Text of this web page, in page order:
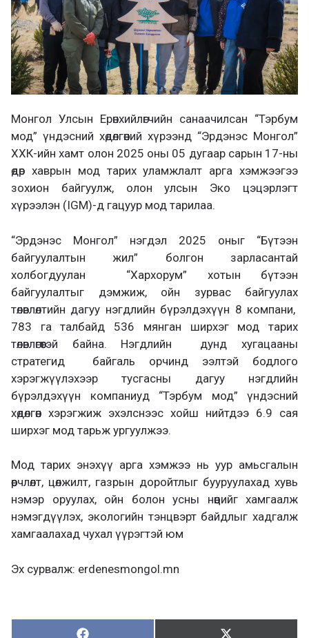
Монгол Улсын Ерөнхийлөгчийн санаачилсан “Тэрбум
мод” үндэсний хөдөлгөөний хүрээнд “Эрдэнэс Монгол”
ХХК-ийн хамт олон 2025 оны 05 дугаар сарын 17-ны
өдөр хаврын мод тарих уламжлалт арга хэмжээгээ
зохион байгуулж, олон улсын Эко цэцэрлэгт
хүрээлэн (IGM)-д гацуур мод тарилаа.
“Эрдэнэс Монгол” нэгдэл 2025 оныг “Бүтээн
байгуулалтын жил” болгон зарласантай
холбогдуулан “Хархорум” хотын бүтээн
байгуулалтыг дэмжиж, ойн зурвас байгуулах
төлөвлөлтийн дагуу нэгдлийн бүрэлдэхүүн 8 компани,
783 га талбайд 536 мянган ширхэг мод тарих
төлөвлөгөөтэй байна. Нэгдлийн дунд хугацааны
стратегид байгаль орчинд ээлтэй бодлого
хэрэгжүүлэхээр тусгасны дагуу нэгдлийн
бүрэлдэхүүн компаниуд “Тэрбум мод” үндэсний
хөдөлгөөн хэрэгжиж эхэлснээс хойш нийтдээ 6.9 сая
ширхэг мод тарьж ургуулжээ.
Мод тарих энэхүү арга хэмжээ нь уур амьсгалын
өөрчлөлт, цөлжилт, газрын доройтлыг бууруулахад хувь
нэмэр оруулах, ойн болон усны нөөцийг хамгаалж
нэмэгдүүлэх, экологийн тэнцвэрт байдлыг хадгалж
хамгаалахад чухал үүрэгтэй юм
Эх сурвалж: erdenesmongol.mn